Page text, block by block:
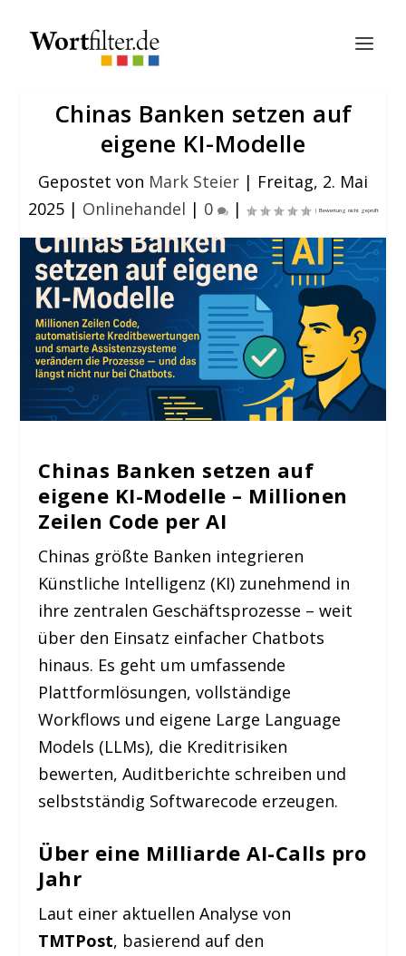
Chinas Banken setzen auf
eigene KI-Modelle
Gepostet von Mark Steier | Freitag, 2. Mai
2025| Onlinehandel | 0 |
Chinas Banken setzen auf
eigene KI-Modelle – Millionen
Zeilen Code per AI
Chinas größte Banken integrieren
Künstliche Intelligenz (KI) zunehmend in
ihre zentralen Geschäftsprozesse – weit
über den Einsatz einfacher Chatbots
hinaus. Es geht um umfassende
Plattformlösungen, vollständige
Workflows und eigene Large Language
Models (LLMs), die Kreditrisiken
bewerten, Auditberichte schreiben und
selbstständig Softwarecode erzeugen.
Über eine Milliarde AI-Calls pro
Jahr
Laut einer aktuellen Analyse von
TMTPost, basierend auf den